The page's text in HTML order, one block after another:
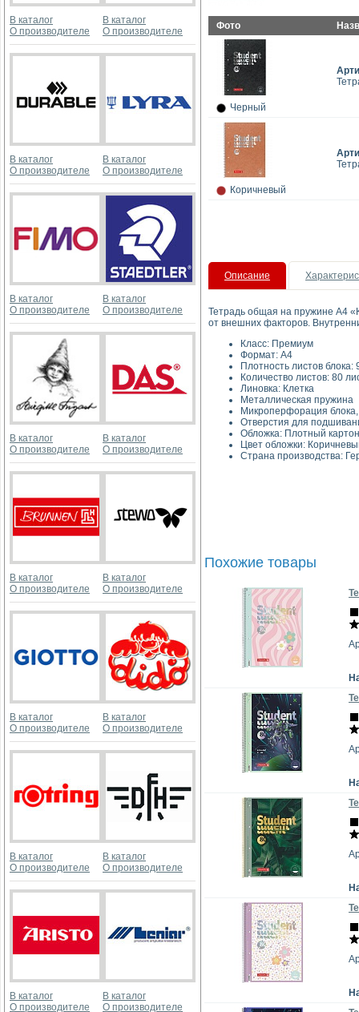
В каталог
О производителе
В каталог
О производителе
В каталог
О производителе
В каталог
О производителе
В каталог
О производителе
В каталог
О производителе
В каталог
О производителе
В каталог
О производителе
В каталог
О производителе
В каталог
О производителе
В каталог
О производителе
В каталог
О производителе
В каталог
О производителе
В каталог
О производителе
В каталог
О производителе
В каталог
О производителе
Фото
Черный
Коричневый
Описание
Тетрадь общая на пружине А4
от внешних факторов.
Класс:
Плотность
Количество листов: 80
Линовка:
Металлическая
Микроперфорация
Отверстия для
Обложка: Плотный
Цвет обложки:
Страна производства:
Похожие товары